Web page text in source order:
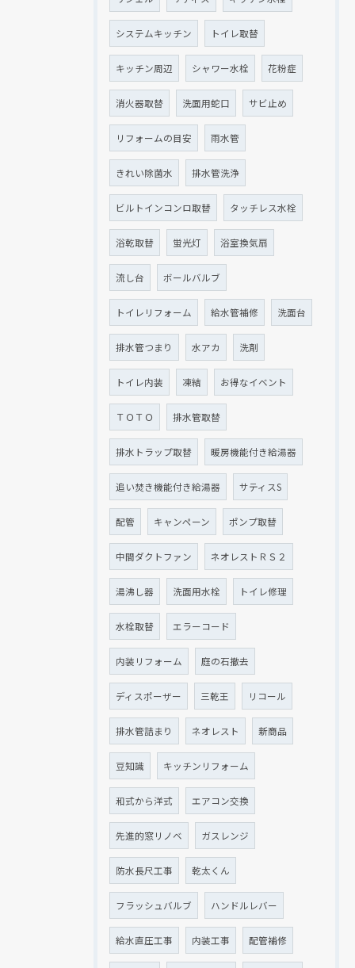
システムキッチン トイレ取替
キッチン周辺 シャワー水栓 花粉症
消火器取替 洗面用蛇口 サビ止め
リフォームの目安 雨水管
きれい除菌水 排水管洗浄
ビルトインコンロ取替 タッチレス水栓
浴乾取替 蛍光灯 浴室換気扇
流し台 ボールバルブ
トイレリフォーム 給水管補修 洗面台
排水管つまり 水アカ 洗剤
トイレ内装 凍結 お得なイベント
ＴＯＴＯ 排水管取替
排水トラップ取替 暖房機能付き給湯器
追い焚き機能付き給湯器 サティスS
配管 キャンペーン ポンプ取替
中間ダクトファン ネオレストＲＳ２
湯沸し器 洗面用水栓 トイレ修理
水栓取替 エラーコード
内装リフォーム 庭の石撤去
ディスポーザー 三乾王 リコール
排水管詰まり ネオレスト 新商品
豆知識 キッチンリフォーム
和式から洋式 エアコン交換
先進的窓リノベ ガスレンジ
防水長尺工事 乾太くん
フラッシュバルブ ハンドルレバー
給水直圧工事 内装工事 配管補修